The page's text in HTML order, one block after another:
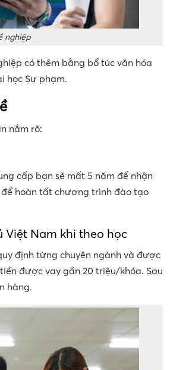
nghiệp
có thêm bằng bổ túc văn hóa
học Sư phạm.
nắm rõ:
cấp bạn sẽ mất 5 năm để nhận
hoàn tất chương trình đào tạo
Việt Nam khi theo học
định từng chuyên ngành và được
được vay gần 20 triệu/khóa. Sau
hàng.